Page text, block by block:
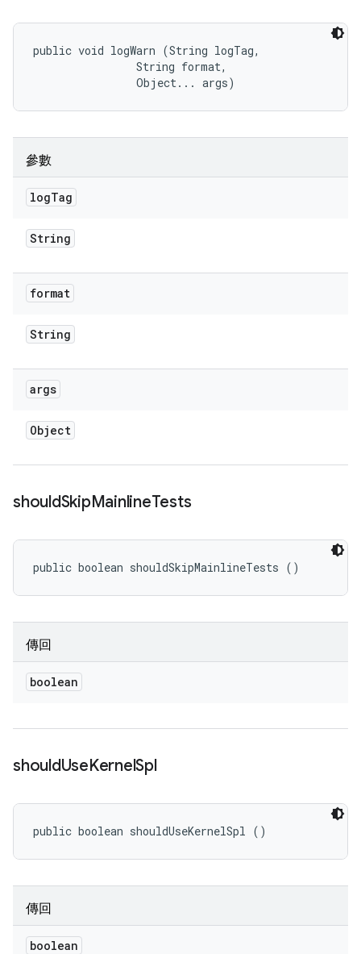
public void logWarn (String logTag,
                String format,
                Object... args)
參數
logTag
String
format
String
args
Object
shouldSkipMainlineTests
public boolean shouldSkipMainlineTests ()
傳回
boolean
shouldUseKernelSpl
public boolean shouldUseKernelSpl ()
傳回
boolean